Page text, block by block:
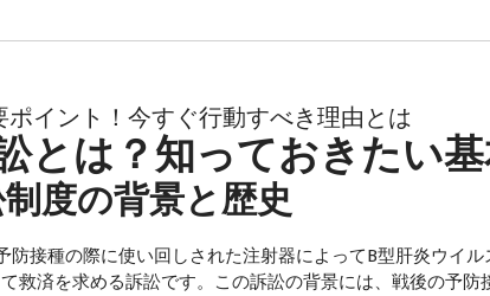
ポイント！今すぐ行動すべき理由とは
とは？知っておきたい
度の背景と歴史
接種の際に使い回しされた注射器によってB型肝炎ウイル
救済を求める訴訟です。この訴訟の背景には、戦後の予防